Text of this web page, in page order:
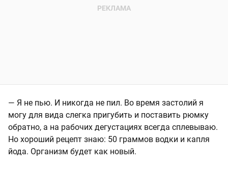
— Я не пью. И никогда не пил. Во время застолий я
могу для вида слегка пригубить и поставить рюмку
обратно, а на рабочих дегустациях всегда сплевываю.
Но хороший рецепт знаю: 50 граммов водки и капля
йода. Организм будет как новый.